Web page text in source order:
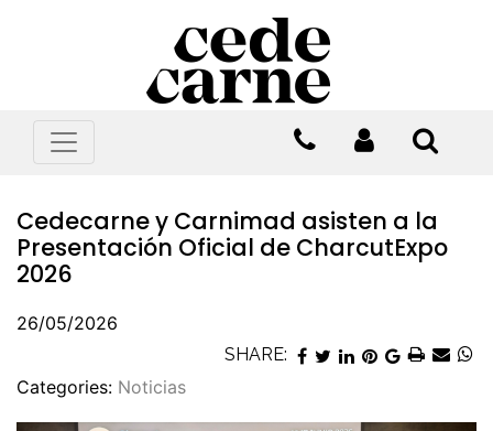
Cedecarne y Carnimad asisten a la
Presentación Oficial de CharcutExpo
2026
26/05/2026
SHARE:
Categories: Noticias